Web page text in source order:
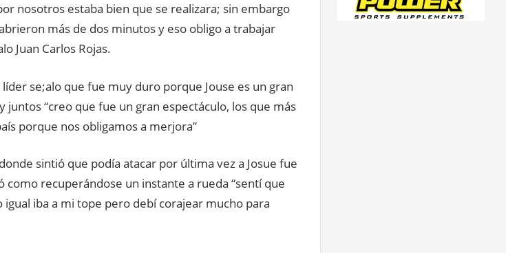
nosotros estaba bien que se realizara; sin embargo
más de dos minutos y eso obligo a trabajar
Juan Carlos Rojas.
se;alo que fue muy duro porque Jouse es un gran
“creo que fue un gran espectáculo, los que más
porque nos obligamos a merjora”
sintió que podía atacar por última vez a Josue fue
como recuperándose un instante a rueda “sentí que
iba a mi tope pero debí corajear mucho para